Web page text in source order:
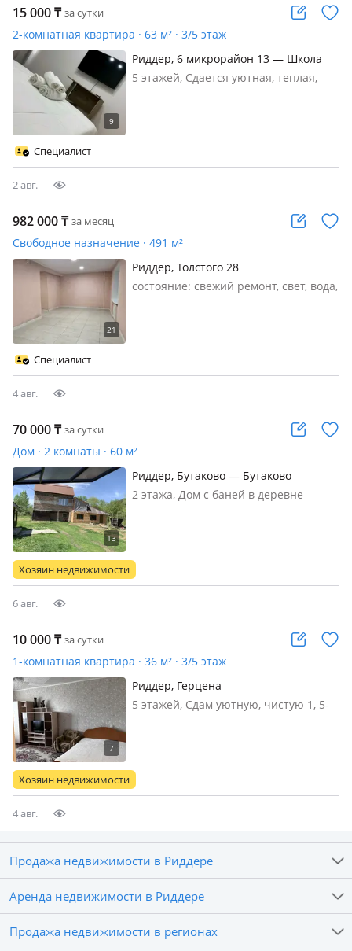
15 000₸ за сутки
2-комнатная квартира · 63 м² · 3/5 этаж
Риддер, 6 микрорайон 13 — Школа
#11, садик
5 этажей, Сдается уютная, теплая,
Раздельный санузел. Имеется
Специалист
2 авг.
982 000₸ за месяц
Свободное назначение · 491 м²
Риддер, Толстого 28
состояние: cвежий ремонт, свет, вода,
преимущества - 2 полноценных
Специалист
4 авг.
70 000₸ за сутки
Дом · 2 комнаты · 60 м²
Риддер, Бутаково — Бутаково
2 этажа, Дом с баней в деревне
Зимний пейзаж Веники в наличии
BQ зона
Хозяин недвижимости
6 авг.
10 000₸ за сутки
1-комнатная квартира · 36 м² · 3/5 этаж
Риддер, Герцена
5 этажей, Сдам уютную, чистую 1, 5-
семьям, парам или одиночным
арендаторам, командировочным,
Хозяин недвижимости
4 авг.
Продажа недвижимости в Риддере
Аренда недвижимости в Риддере
Продажа недвижимости в регионах